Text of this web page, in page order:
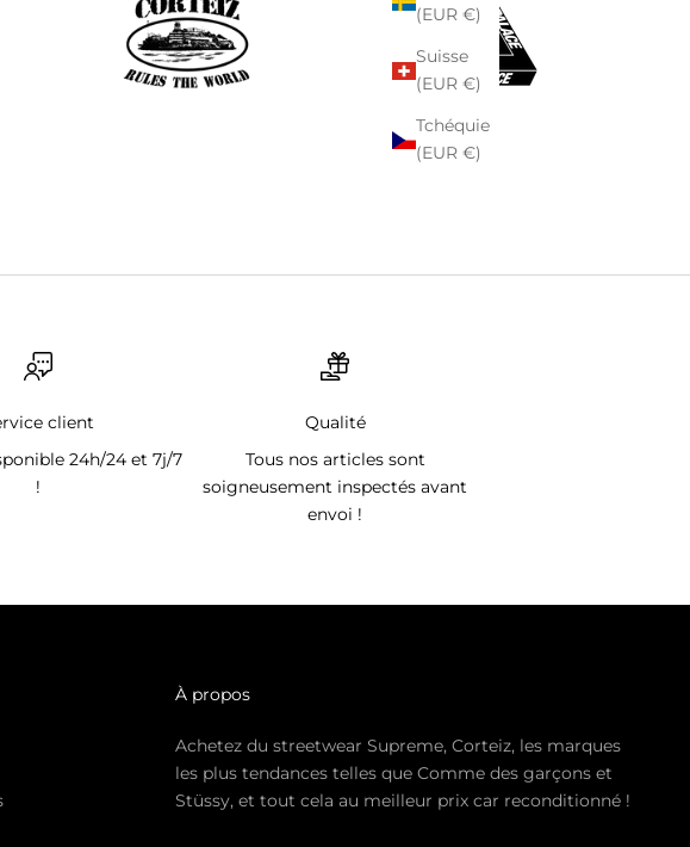
(EUR €)
Suisse
(EUR €)
Tchéquie
(EUR €)
client
24h/24 et 7j/7
!
Qualité
Tous nos articles sont
soigneusement inspectés avant
envoi !
À propos
Achetez du streetwear Supreme, Corteiz, les marques
les plus tendances telles que Comme des garçons et
Stüssy, et tout cela au meilleur prix car reconditionné !